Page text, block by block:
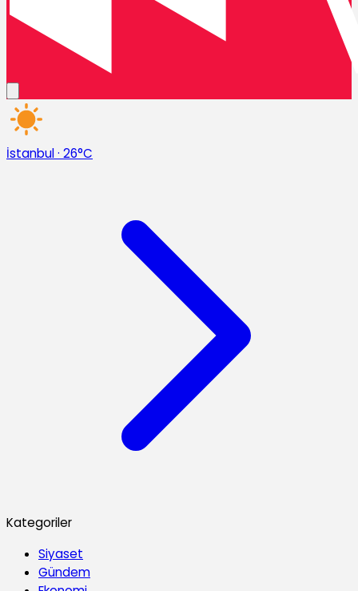
İstanbul· 26°C
Kategoriler
Siyaset
Gündem